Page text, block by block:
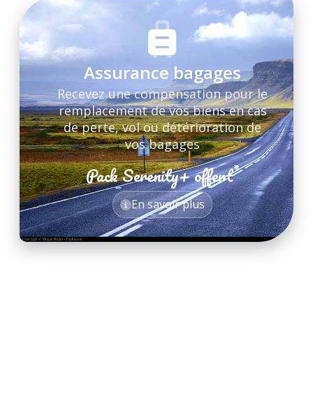
*
Assurance bagages
Recevez une compensation pour le
remplacement de vos biens en cas
de perte, vol ou détérioration de
vos bagages
Pack Serenity+ offert*
En savoir plus